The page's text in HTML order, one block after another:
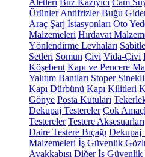
Aletleri Buz Kazıyıcı Cam
Ürünler Antifrizler Buğu
Araç Şarj İstasyonları Oto
Malzemeleri Hırdavat
Yönlendirme Levhaları
Setleri Somun Çivi Vida-Çivi
Köşebent Kapı ve Pencere
Yalıtım Bantları Stoper
Kapı Dürbünü Kapı Kilitleri
Gönye Posta Kutuları
Dekupaj Testereler Çok
Testereler Testere Aksesuarları
Daire Testere Bıçağı Dekupaj
Malzemeleri İş Güvenlik
Ayakkabısı Diğer İş Güvenlik